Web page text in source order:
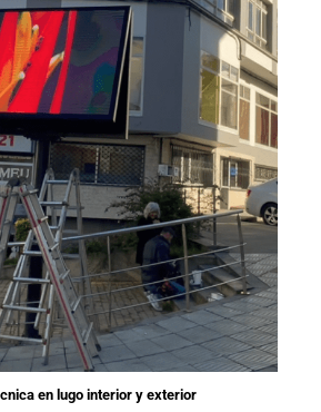
en lugo interior y exterior